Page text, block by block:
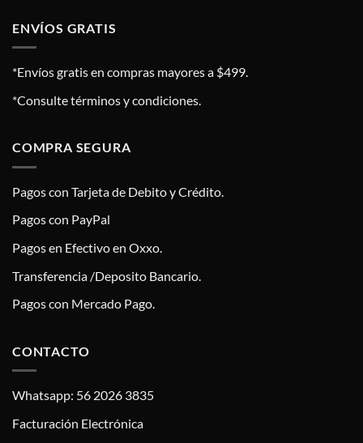
ENVÍOS GRATIS
*Envíos gratis en compras mayores a $499.
*Consulte términos y condiciones.
COMPRA SEGURA
Pagos con Tarjeta de Debito y Crédito.
Pagos con PayPal
Pagos en Efectivo en Oxxo.
Transferencia /Deposito Bancario.
Pagos con Mercado Pago.
CONTACTO
Whatsapp: 56 2026 3835
Facturación Electrónica